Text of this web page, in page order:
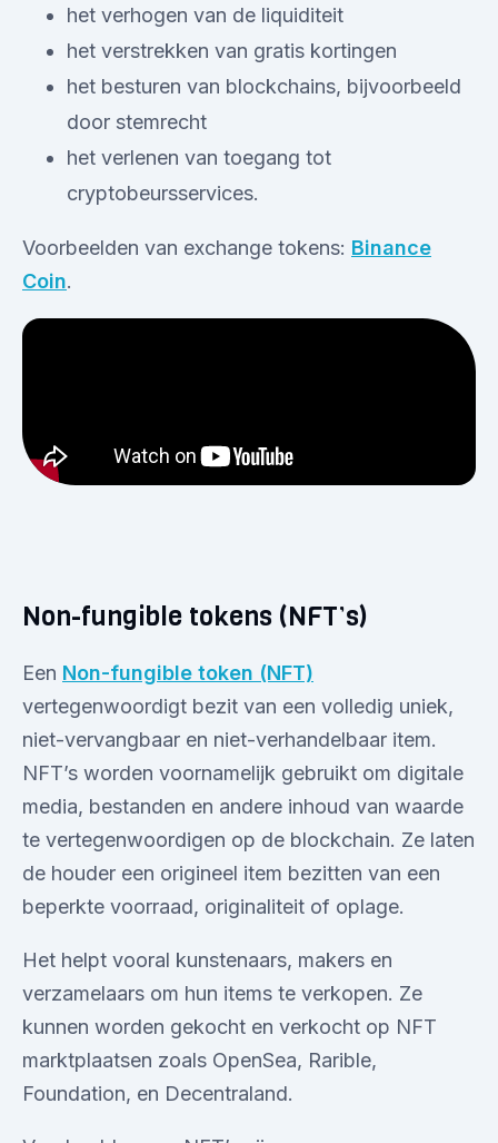
het verhogen van de liquiditeit
het verstrekken van gratis kortingen
het besturen van blockchains, bijvoorbeeld
door stemrecht
het verlenen van toegang tot
cryptobeursservices.
Voorbeelden van exchange tokens: Binance
Coin.
Non-fungible tokens (NFT’s)
Een Non-fungible token (NFT)
vertegenwoordigt bezit van een volledig uniek,
niet-vervangbaar en niet-verhandelbaar item.
NFT’s worden voornamelijk gebruikt om digitale
media, bestanden en andere inhoud van waarde
te vertegenwoordigen op de blockchain. Ze laten
de houder een origineel item bezitten van een
beperkte voorraad, originaliteit of oplage.
Het helpt vooral kunstenaars, makers en
verzamelaars om hun items te verkopen. Ze
kunnen worden gekocht en verkocht op NFT
marktplaatsen zoals OpenSea, Rarible,
Foundation, en Decentraland.